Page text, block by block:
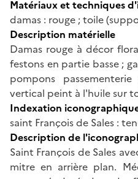
Matériaux et techniques
damas : rouge ; toile
Description matérielle
Damas rouge à décor
festons en partie basse ;
pompons
vertical peint à l'huile sur
Indexation
saint François de Sales :
Description de
Saint François de Sales
mitre en arrière plan.